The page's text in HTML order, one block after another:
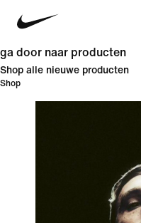
ga door naar producten
Shop alle nieuwe producten
Shop